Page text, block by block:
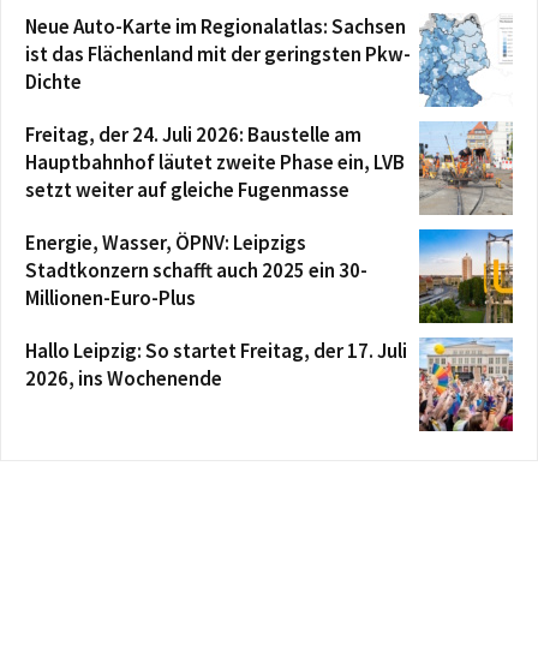
Neue Auto-Karte im Regionalatlas: Sachsen
ist das Flächenland mit der geringsten Pkw-
Dichte
Freitag, der 24. Juli 2026: Baustelle am
Hauptbahnhof läutet zweite Phase ein, LVB
setzt weiter auf gleiche Fugenmasse
Energie, Wasser, ÖPNV: Leipzigs
Stadtkonzern schafft auch 2025 ein 30-
Millionen-Euro-Plus
Hallo Leipzig: So startet Freitag, der 17. Juli
2026, ins Wochenende